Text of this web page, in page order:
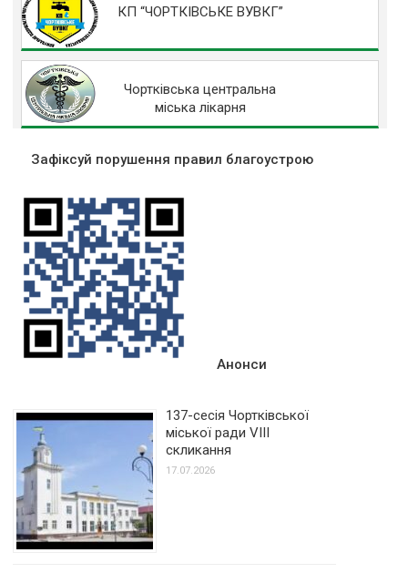
КП “ЧОРТКІВСЬКЕ ВУВКГ”
Чортківська центральна
міська лікарня
Зафіксуй порушення правил благоустрою
Анонси
137-сесія Чортківської
міської ради VIII
скликання
17.07.2026